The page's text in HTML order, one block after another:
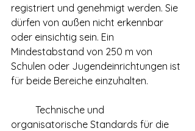
registriert und genehmigt werden. Sie
dürfen von außen nicht erkennbar
oder einsichtig sein. Ein
Mindestabstand von 250 m von
Schulen oder Jugendeinrichtungen ist
für beide Bereiche einzuhalten.
organisatorische Standards für die